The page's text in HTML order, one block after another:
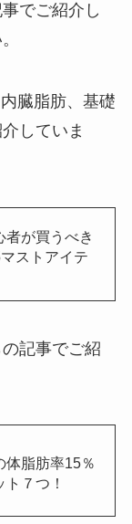
でご紹介し
臓脂肪、基礎
していま
者が買うべき
ストアイテ
記事でご紹
体脂肪率15％
７つ！